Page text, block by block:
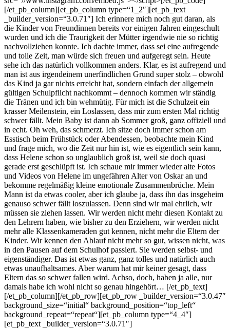
[/et_pb_column][et_pb_column type=“1_2″][et_pb_text
_builder_version=“3.0.71″] Ich erinnere mich noch gut daran, als
die Kinder von Freundinnen bereits vor einigen Jahren eingeschult
wurden und ich die Traurigkeit der Mütter irgendwie nie so richtig
nachvollziehen konnte. Ich dachte immer, dass sei eine aufregende
und tolle Zeit, man würde sich freuen und aufgeregt sein. Heute
sehe ich das natürlich vollkommen anders. Klar, es ist aufregend und
man ist aus irgendeinem unerfindlichen Grund super stolz – obwohl
das Kind ja gar nichts erreicht hat, sondern einfach der allgemein
gültigen Schulpflicht nachkommt – dennoch kommen wir ständig
die Tränen und ich bin wehmütig. Für mich ist die Schulzeit ein
krasser Meilenstein, ein Loslassen, dass mir zum ersten Mal richtig
schwer fällt. Mein Baby ist dann ab Sommer groß, ganz offiziell und
in echt. Oh weh, das schmerzt. Ich sitze doch immer schon am
Esstisch beim Frühstück oder Abendessen, beobachte mein Kind
und frage mich, wo die Zeit nur hin ist, wie es eigentlich sein kann,
dass Helene schon so unglaublich groß ist, weil sie doch quasi
gerade erst geschlüpft ist. Ich schaue mir immer wieder alte Fotos
und Videos von Helene im ungefähren Alter von Oskar an und
bekomme regelmäßig kleine emotionale Zusammenbrüche. Mein
Mann ist da etwas cooler, aber ich glaube ja, dass ihn das insgeheim
genauso schwer fällt loszulassen. Denn sind wir mal ehrlich, wir
müssen sie ziehen lassen. Wir werden nicht mehr diesen Kontakt zu
den Lehrern haben, wie bisher zu den Erziehern, wir werden nicht
mehr alle Klassenkameraden gut kennen, nicht mehr die Eltern der
Kinder. Wir kennen den Ablauf nicht mehr so gut, wissen nicht, was
in den Pausen auf dem Schulhof passiert. Sie werden selbst- und
eigenständiger. Das ist etwas ganz, ganz tolles und natürlich auch
etwas unaufhaltsames. Aber warum hat mir keiner gesagt, dass
Eltern das so schwer fallen wird. Achso, doch, haben ja alle, nur
damals habe ich wohl nicht so genau hingehört… [/et_pb_text]
[/et_pb_column][/et_pb_row][et_pb_row _builder_version=“3.0.47″
background_size=“initial“ background_position=“top_left“
background_repeat=“repeat“][et_pb_column type=“4_4″]
[et_pb_text _builder_version=“3.0.71″]